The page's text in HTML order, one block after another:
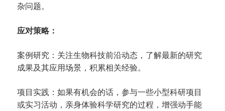
杂问题。
应对策略：
案例研究：关注生物科技前沿动态，了解最新的研究
成果及其应用场景，积累相关经验。
项目实践：如果有机会的话，参与一些小型科研项目
或实习活动，亲身体验科学研究的过程，增强动手能